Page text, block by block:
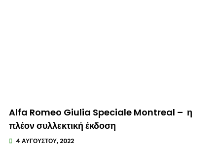
© enkinisi.gr
Alfa Romeo Giulia Speciale Montreal – η
πλέον συλλεκτική έκδοση
4 ΑΥΓΟΎΣΤΟΥ, 2022